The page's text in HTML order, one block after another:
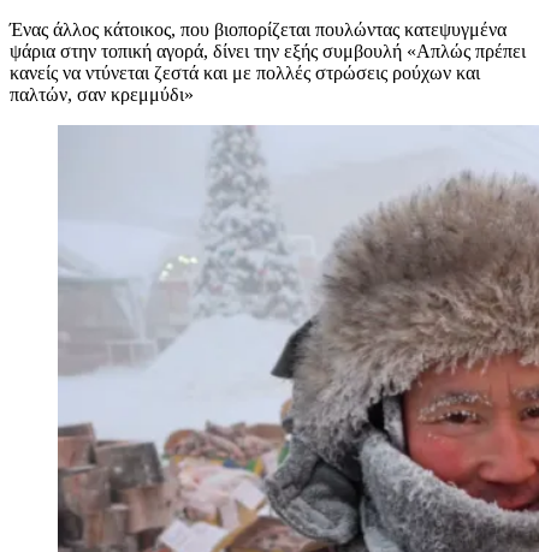
Ένας άλλος κάτοικος, που βιοπορίζεται πουλώντας κατεψυγμένα
ψάρια στην τοπική αγορά, δίνει την εξής συμβουλή «Απλώς πρέπει
κανείς να ντύνεται ζεστά και με πολλές στρώσεις ρούχων και
παλτών, σαν κρεμμύδι»